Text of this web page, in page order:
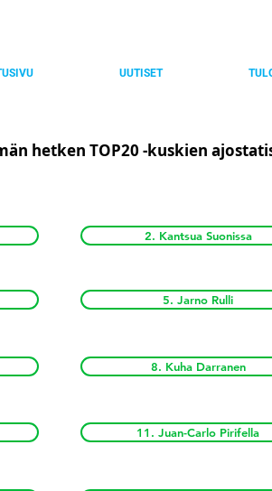
UUTISET
hetken TOP20 -kuskien
2. Kantsua Suonissa
5. Jarno Rulli
8. Kuha Darranen
11. Juan-Carlo Pirifella